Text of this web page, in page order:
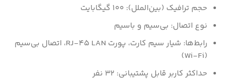
حجم ترافیک (بین‌الملل): 100 گیگابایت
نوع اتصال: بی‌سیم و باسیم
رابط‌ها: شیار سیم کارت، پورت RJ-45 LAN، اتصال بی‌سیم
(Wi-Fi)
حداکثر کاربر قابل پشتیبانی: 32 نفر